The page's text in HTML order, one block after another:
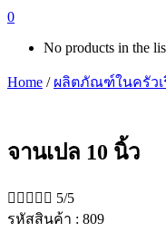
0
No products in the
Home / ผลิตภัณฑ์ในครัว
จานเปล 10 นิ้ว
     5/5
รหัสสินค้า : 809